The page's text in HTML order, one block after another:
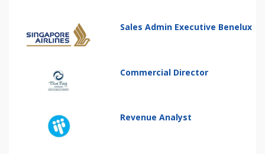
Sales Admin Executive Benelux
Commercial Director
Revenue Analyst